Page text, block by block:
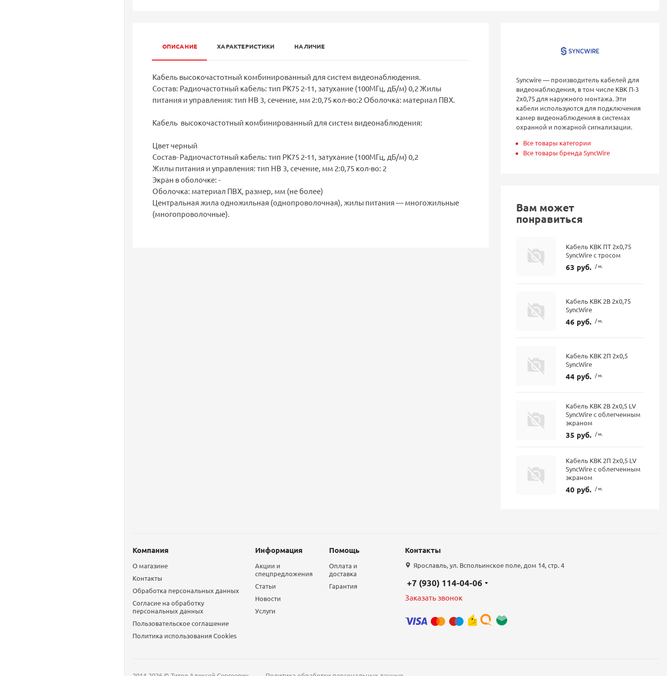
ОПИСАНИЕ ХАРАКТЕРИСТИКИ НАЛИЧИЕ
Кабель высокочастотный комбинированный для систем видеонаблюдения.
Состав: Радиочастотный кабель: тип РК75 2-11, затухание (100МГц, дБ/м) 0,2 Жилы
питания и управления: тип НВ 3, сечение, мм 2:0,75 кол-во:2 Оболочка: материал ПВХ.
Кабель высокочастотный комбинированный для систем видеонаблюдения:
Цвет черный
Состав- Радиочастотный кабель: тип РК75 2-11, затухание (100МГц, дБ/м) 0,2
Жилы питания и управления: тип НВ 3, сечение, мм 2:0,75 кол-во: 2
Экран в оболочке: -
Оболочка: материал ПВХ, размер, мм (не более)
Центральная жила одножильная (однопроволочная), жилы питания — многожильные
(многопроволочные).
Syncwire — производитель кабелей для
видеонаблюдения, в том числе КВК П-3
2х0,75 для наружного монтажа. Эти
кабели используются для подключения
камер видеонаблюдения в системах
охранной и пожарной сигнализации.
Все товары категории
Все товары бренда SyncWire
Вам может
понравиться
Кабель КВК ПТ 2х0,75
SyncWire с тросом
63 руб. / м.
Кабель КВК 2В 2х0,75
SyncWire
46 руб. / м.
Кабель КВК 2П 2х0,5
SyncWire
44 руб. / м.
Кабель КВК 2В 2х0,5 LV
SyncWire с облегченным
экраном
35 руб. / м.
Кабель КВК 2П 2х0,5 LV
SyncWire с облегченным
экраном
40 руб. / м.
Компания
О магазине
Контакты
Обработка персональных данных
Согласие на обработку
персональных данных
Пользовательское соглашение
Политика использования Сookies
Информация
Акции и
спецпредложения
Статьи
Новости
Услуги
Помощь
Оплата и
доставка
Гарантия
Контакты
Ярославль, ул. Вспольинское поле, дом 14, стр. 4
+7 (930) 114-04-06
Заказать звонок